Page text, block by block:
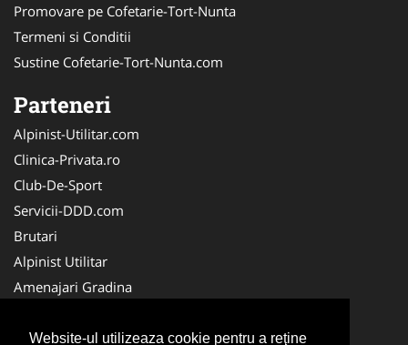
Website-ul utilizeaza cookie pentru a reţine
Promovare pe Cofetarie-Tort-Nunta
Termeni si Conditii
Sustine Cofetarie-Tort-Nunta.com
Parteneri
Alpinist-Utilitar.com
Clinica-Privata.ro
Club-De-Sport
Servicii-DDD.com
Brutari
Alpinist Utilitar
Amenajari Gradina
Cabinet-Individual.ro